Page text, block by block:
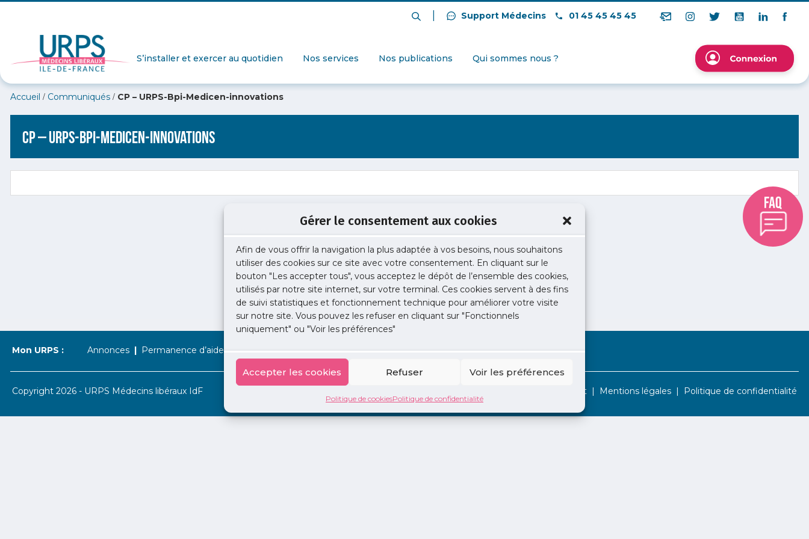
Gérer le consentement aux cookies
Afin de vous offrir la navigation la plus adaptée à vos besoins, nous souhaitons
utiliser des cookies sur ce site avec votre consentement. En cliquant sur le
bouton "Les accepter tous", vous acceptez le dépôt de l’ensemble des cookies,
utilisés par notre site internet, sur votre terminal. Ces cookies servent à des fins
de suivi statistiques et fonctionnement technique pour améliorer votre visite
sur notre site. Vous pouvez les refuser en cliquant sur "Fonctionnels
uniquement" ou "Voir les préférences"
Accepter les cookies Refuser Voir les préférences
Politique de cookiesPolitique de confidentialité
Support Médecins 01 45 45 45 45
S’installer et exercer au quotidien Nos services Nos publications Qui sommes nous ?
Accueil / Communiqués / CP – URPS-Bpi-Medicen-innovations
CP – URPS-Bpi-Medicen-innovations
Mon URPS : Annonces Permanence d’aide à l’installation La Centrale 2 jours en libéral Adopte 1 Doc
Copyright 2026 - URPS Médecins libéraux IdF Contact Mentions légales Politique de confidentialité